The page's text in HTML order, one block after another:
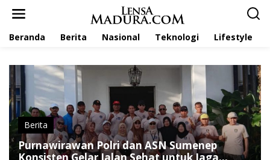
Beranda Berita Nasional Teknologi Lifestyle
Berita
Purnawirawan Polri dan ASN Sumenep